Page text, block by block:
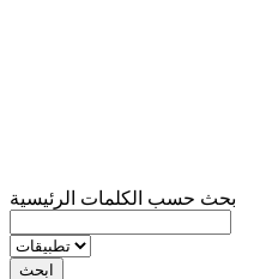
بحث حسب الكلمات الرئيسية